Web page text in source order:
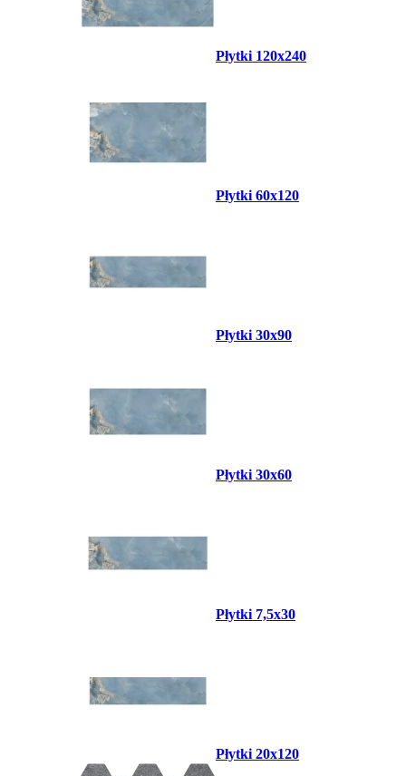
Płytki 120x240
Płytki 60x120
Płytki 30x90
Płytki 30x60
Płytki 7,5x30
Płytki 20x120